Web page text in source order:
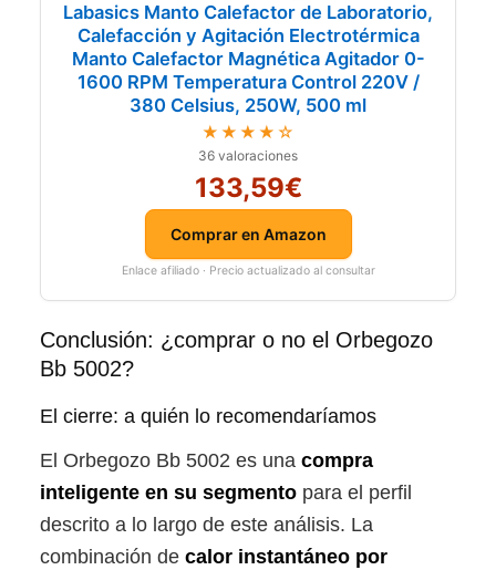
Labasics Manto Calefactor de Laboratorio,
Calefacción y Agitación Electrotérmica
Manto Calefactor Magnética Agitador 0-
1600 RPM Temperatura Control 220V /
380 Celsius, 250W, 500 ml
★★★★☆
36 valoraciones
133,59€
Comprar en Amazon
Enlace afiliado · Precio actualizado al consultar
Conclusión: ¿comprar o no el Orbegozo
Bb 5002?
El cierre: a quién lo recomendaríamos
El Orbegozo Bb 5002 es una compra
inteligente en su segmentopara el perfil
descrito a lo largo de este análisis. La
combinación de calor instantáneo por